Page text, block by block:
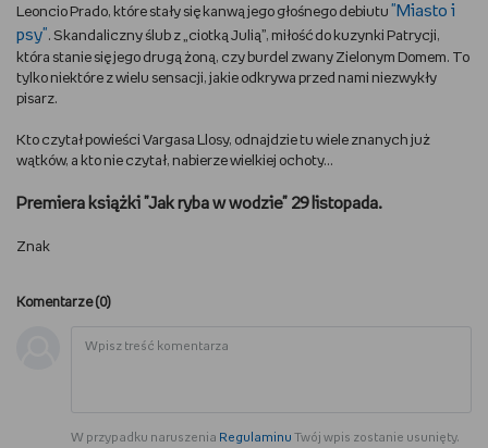
PASJE DZIECKA
GRAM
PORADNIKI
POD PATRONATEM EMPIKU
Leoncio Prado, które stały się kanwą jego głośnego debiutu "Miasto i
psy". Skandaliczny ślub z „ciotką Julią”, miłość do kuzynki Patrycji,
która stanie się jego drugą żoną, czy burdel zwany Zielonym Domem. To
tylko niektóre z wielu sensacji, jakie odkrywa przed nami niezwykły
pisarz.
Kto czytał powieści Vargasa Llosy, odnajdzie tu wiele znanych już
wątków, a kto nie czytał, nabierze wielkiej ochoty...
Premiera książki "Jak ryba w wodzie" 29 listopada.
Znak
Komentarze (0)
W przypadku naruszenia Regulaminu Twój wpis zostanie usunięty.